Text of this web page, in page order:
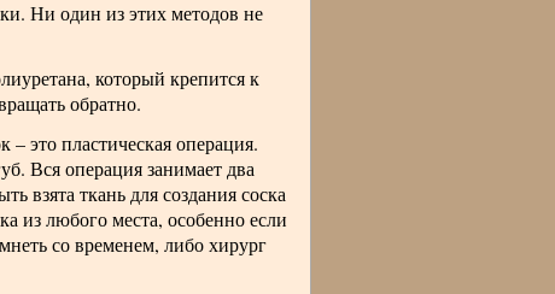
Ни один из этих методов не
который крепится к
обратно.
– это пластическая операция.
Вся операция занимает два
взята ткань для создания соска
из любого места, особенно если
со временем, либо хирург